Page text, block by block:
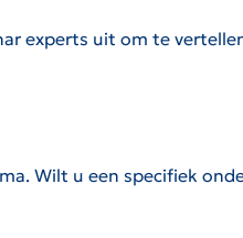
experts uit om te
Wilt u een specifiek